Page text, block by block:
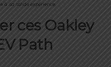
à sa solide expérience.
ces Oakley
Path